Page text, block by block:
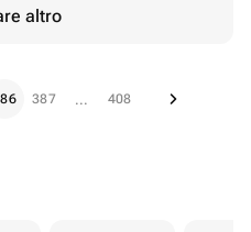
altro
387 ... 408